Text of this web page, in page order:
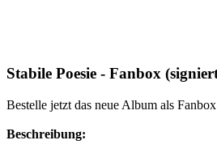
Stabile Poesie - Fanbox
Bestelle jetzt das neue Album als
Beschreibung: